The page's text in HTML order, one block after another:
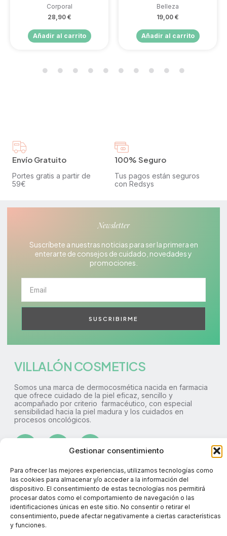
Gestionar consentimiento
Para ofrecer las mejores experiencias, utilizamos tecnologías como
las cookies para almacenar y/o acceder a la información del
dispositivo. El consentimiento de estas tecnologías nos permitirá
procesar datos como el comportamiento de navegación o las
identificaciones únicas en este sitio. No consentir o retirar el
consentimiento, puede afectar negativamente a ciertas características
y funciones.
Corporal
28,90 €
Añadir al carrito
Belleza
19,00 €
Añadir al carrito
Envío Gratuito
Portes gratis a partir de
59€
100% Seguro
Tus pagos están seguros
con Redsys
Newsletter
Suscríbete a nuestras noticias para ser la primera en
enterarte de consejos de cuidado, novedades y
promociones.
SUSCRIBIRME
VILLALÓN COSMETICS
Somos una marca de dermocosmética nacida en farmacia
que ofrece cuidado de la piel eficaz, sencillo y
acompañado por criterio farmacéutico, con especial
sensibilidad hacia la piel madura y los cuidados en
procesos oncológicos.
690 882 592
info@villaloncosmetics.com
Calle Golondrina 31, Aravaca, Madrid